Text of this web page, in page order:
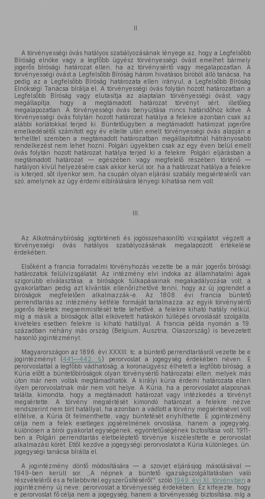
II.
A törvényességi óvás hatályos szabályozásának lényege az, hogy a Legfelsőbb
Bíróság elnöke vagy a legfőbb ügyész törvényességi óvást emelhet bármely
jogerős bírósági határozat ellen, ha az törvénysértő vagy megalapozatlan. A
törvényességi óvást a Legfelsőbb Bíróság három hivatásos bíróból álló tanácsa, ha
pedig az a Legfelsőbb Bíróság határozata ellen irányul, a Legfelsőbb Bíróság
Elnökségi Tanácsa bírálja el. A törvényességi óvás folytán hozott határozatban a
Legfelsőbb Bíróság vagy elutasítja az alaptalan törvényességi óvást, vagy
megállapítja, hogy a megtámadott határozat törvényt sért, illetőleg
megalapozatlan. A törvényességi óvás benyújtása nincs határidőhöz kötve. A
törvényességi óvás folytán hozott határozat hatálya a felekre azonban csak az
alábbi korlátokkal terjed ki. Büntetőügyben a megtámadott határozat jogerőre
emelkedésétől számított egy év eltelte után emelt törvényességi óvás alapján a
terhelttel szemben a megtámadott határozatban megállapítottnál hátrányosabb
rendelkezést nem lehet hozni. Polgári ügyekben csak az egy éven belül emelt
óvás folytán hozott határozat hatálya terjed ki a felekre. Polgári eljárásban a
megtámadott határozat — egészében vagy megfelelő részében történő —
hatályon kívül helyezésére csak akkor kerül sor, ha a határozat hatálya a felekre
is kiterjed, sőt ilyenkor sem, ha csupán olyan eljárási szabály megsértéséről van
szó, amelynek az ügy érdemi elbírálására lényegi kihatása nem volt.
III.
Az Alkotmánybíróság jogtörténeti és jogösszehasonlító vizsgálatot végzett a
törvényességi óvás hatályos szabályozásának megalapozott értékelése
érdekében.
Elsőként a francia forradalmi törvényhozás vezette be a már jogerős bírósági
határozatok felülvizsgálatát. Az intézmény elvi indoka az államhatalmi ágak
szigorúbb elválasztása, a bíróságok túlkapásainak megakadályozása volt, a
gyakorlatban pedig azt kívánták ellenőrizhetővé tenni, hogy az új jogrendet a
bíróságok megfelelően alkalmazzák-e. Az 1808. évi francia büntető
perrendtartás az intézmény kétféle formáját tartalmazza: az egyik törvénysértő
jogerős ítéletek megsemmisítését tette lehetővé, a felekre kiható hatály nélkül,
míg a másik a bíróságok által elkövetett hatásköri túllépés orvoslását szolgálta,
kivételes esetben felekre is kiható hatállyal. A francia példa nyomán a 19.
században néhány más ország (Belgium, Ausztria, Olaszország) is bevezetett
hasonló jogintézményt.
Magyarországon az 1896. évi XXXIII. tc. a büntető perrendtartásról vezette be e
jogintézményt (441—442. §) perorvoslat a jogegység érdekében néven. E
perorvoslattal a legfőbb vádhatóság, a koronaügyész élhetett a legfőbb bíróság, a
Kúria előtt a büntetőbíróságok olyan törvénysértő határozatai ellen, melyek más
úton már nem voltak megtámadhatók. A királyi kúria érdemi határozata ellen
ilyen perorvoslatnak már nem volt helye. A Kúria, ha a perorvoslatot alaposnak
találta, kimondta, hogy a megtámadott határozat vagy intézkedés a törvényt
megsértette. A törvény megsértését kimondó határozat a felekre nézve
rendszerint nem bírt hatállyal, ha azonban a vádlott a törvény megsértésével volt
elítélve, a Kúria őt felmenthette, vagy büntetését enyhíthette. E jogintézmény
célja nem a felek esetleges jogsérelmének orvoslása, hanem a jogegység,
különösen a bírói gyakorlat egységének, egyöntetűségének biztosítása volt. 1911-
ben a Polgári perrendtartás életbeléptető törvénye kiszélesítette e perorvoslat
alkalmazási körét. Ettől kezdve a jogegységi perorvoslatot a Kúria különleges, ún.
jogegységi tanácsa bírálta el.
A jogintézmény döntő módosítására — a szovjet eljárásjog másolásával —
1949-ben került sor. ,,A népnek a büntető igazságszolgáltatásban való
részvételéről és a fellebbvitel egyszerűsítéséről'' szóló 1949. évi XI. törvényben a
jogintézmény új neve: perorvoslat a törvényesség érdekében. Ez kifejezte, hogy
e perorvoslat fő célja nem a jogegység, hanem a törvényesség biztosítása, míg a